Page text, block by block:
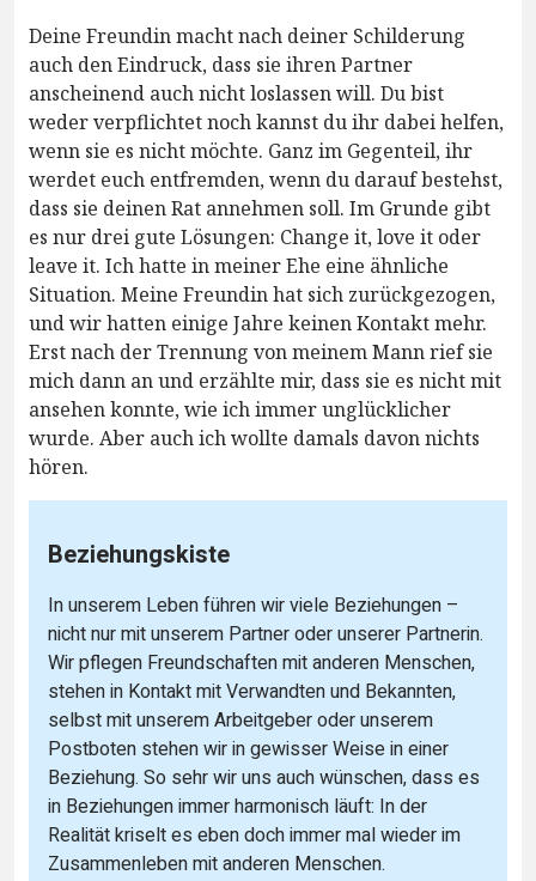
Deine Freundin macht nach deiner Schilderung
auch den Eindruck, dass sie ihren Partner
anscheinend auch nicht loslassen will. Du bist
weder verpflichtet noch kannst du ihr dabei helfen,
wenn sie es nicht möchte. Ganz im Gegenteil, ihr
werdet euch entfremden, wenn du darauf bestehst,
dass sie deinen Rat annehmen soll. Im Grunde gibt
es nur drei gute Lösungen: Change it, love it oder
leave it. Ich hatte in meiner Ehe eine ähnliche
Situation. Meine Freundin hat sich zurückgezogen,
und wir hatten einige Jahre keinen Kontakt mehr.
Erst nach der Trennung von meinem Mann rief sie
mich dann an und erzählte mir, dass sie es nicht mit
ansehen konnte, wie ich immer unglücklicher
wurde. Aber auch ich wollte damals davon nichts
hören.
Beziehungskiste
In unserem Leben führen wir viele Beziehungen –
nicht nur mit unserem Partner oder unserer Partnerin.
Wir pflegen Freundschaften mit anderen Menschen,
stehen in Kontakt mit Verwandten und Bekannten,
selbst mit unserem Arbeitgeber oder unserem
Postboten stehen wir in gewisser Weise in einer
Beziehung. So sehr wir uns auch wünschen, dass es
in Beziehungen immer harmonisch läuft: In der
Realität kriselt es eben doch immer mal wieder im
Zusammenleben mit anderen Menschen.